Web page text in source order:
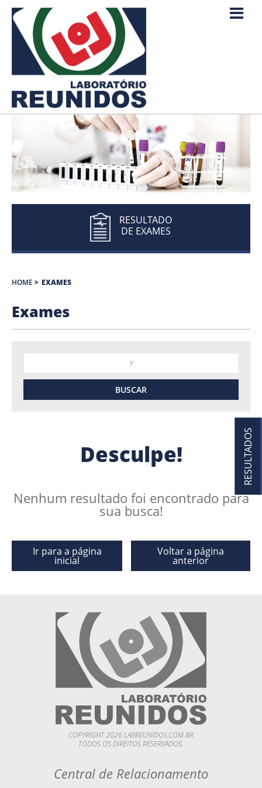
RESULTADO
DE EXAMES
HOME > EXAMES
Exames
Desculpe!
Nenhum resultado foi encontrado para
sua busca!
Ir para a página
inicial
Voltar a página
anterior
COPYRIGHT 2026 LABREUNIDOS.COM.BR
TODOS OS DIREITOS RESERVADOS.
Central de Relacionamento
RESULTADOS